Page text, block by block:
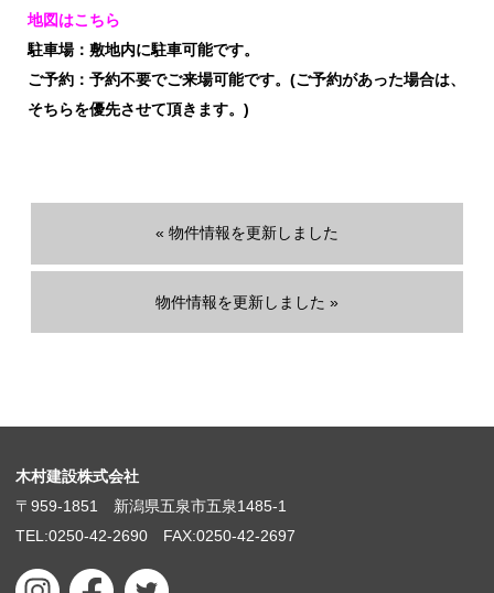
地図はこちら
駐車場：敷地内に駐車可能です。
ご予約：予約不要でご来場可能です。(ご予約があった場合は、
そちらを優先させて頂きます。)
« 物件情報を更新しました
物件情報を更新しました »
木村建設株式会社
〒959-1851 新潟県五泉市五泉1485-1
TEL:0250-42-2690 FAX:0250-42-2697